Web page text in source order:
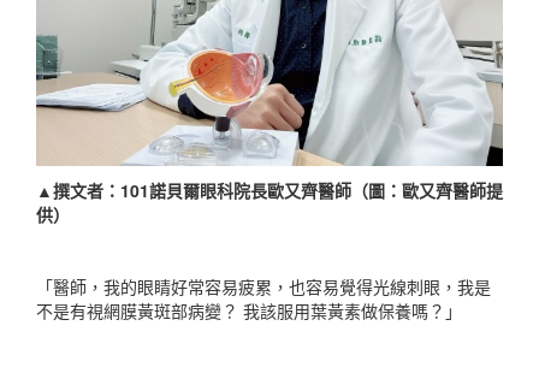
▲撰文者：101諾貝爾眼科院長歐又齊醫師（圖：歐又齊醫師提
供）
「醫師，我的眼睛好常容易疲累，也容易覺得光線刺眼，我是
不是有視網膜黃斑部病變？ 我該服用葉黃素做保養嗎？」